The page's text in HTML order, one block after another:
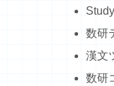
数研
漢文
数研